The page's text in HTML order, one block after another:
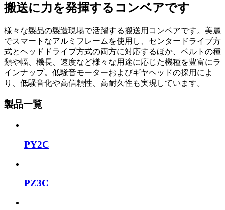
搬送に力を発揮するコンベアです
様々な製品の製造現場で活躍する搬送用コンベアです。美麗
でスマートなアルミフレームを使用し、センタードライブ方
式とヘッドドライブ方式の両方に対応するほか、ベルトの種
類や幅、機長、速度など様々な用途に応じた機種を豊富にラ
インナップ。低騒音モーターおよびギヤヘッドの採用によ
り、低騒音化や高信頼性、高耐久性も実現しています。
製品一覧
PY2C
PZ3C